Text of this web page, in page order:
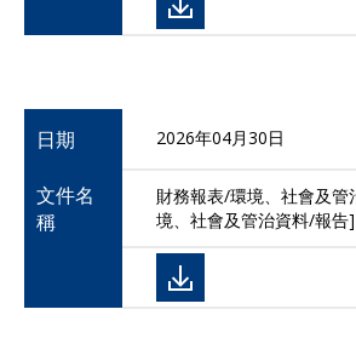
日期 2026年04月30日
文件名
稱
財務報表/環境、社會及
境、社會及管治資料/報告]